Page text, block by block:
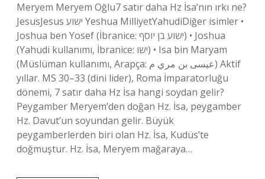
Meryem Meryem Oğlu7 satır daha Hz İsa’nın ırkı ne?
JesusJesus ישוע Yeshua MilliyetYahudiDiğer isimler •
Joshua ben Yosef (İbranice: ישוע בן יוסף) • Joshua
(Yahudi kullanımı, İbranice: ישו) • Isa bin Maryam
(Müslüman kullanımı, Arapça: عيسى بن مري م) Aktif
yıllar. MS 30–33 (dini lider), Roma İmparatorluğu
dönemi, 7 satır daha Hz İsa hangi soydan gelir?
Peygamber Meryem’den doğan Hz. İsa, peygamber
Hz. Davut’un soyundan gelir. Büyük
peygamberlerden biri olan Hz. İsa, Kudüs’te
doğmuştur. Hz. İsa, Meryem mağaraya…